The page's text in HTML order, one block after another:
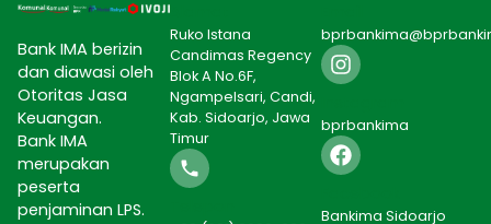
Bank IMA berizin
dan diawasi oleh
Otoritas Jasa
Keuangan.
Bank IMA
merupakan
peserta
penjaminan LPS.
Alamat
Ruko Istana
Candimas Regency
Blok A No.6F,
Ngampelsari, Candi,
Kab. Sidoarjo, Jawa
Timur
bprbankima
Bankima Sidoarjo